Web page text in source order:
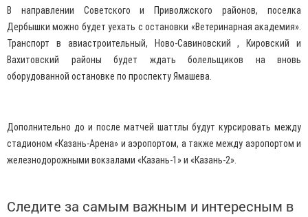
В направлении Советского и Приволжского районов, поселка
Дербышки можно будет уехать с остановки «Ветеринарная академия».
Транспорт в авиастроительный, Ново-Савиновский , Кировский и
Вахитовский районы будет ждать болельщиков на вновь
оборудованной остановке по проспекту Ямашева.
Дополнительно до и после матчей шаттлы будут курсировать между
стадионом «Казань-Арена» и аэропортом, а также между аэропортом и
железнодорожными вокзалами «Казань-1» и «Казань-2».
Следите за самым важным и интересным в